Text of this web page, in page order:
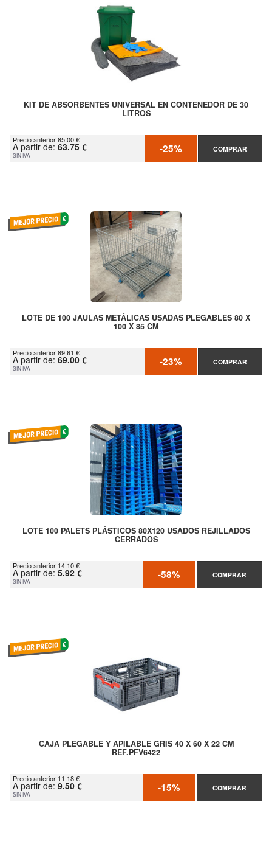
KIT DE ABSORBENTES UNIVERSAL EN CONTENEDOR DE 30
LITROS
Precio anterior 85.00 €
A partir de: 63.75 €
SIN IVA -25% COMPRAR
LOTE DE 100 JAULAS METÁLICAS USADAS PLEGABLES 80 X
100 X 85 CM
Precio anterior 89.61 €
A partir de: 69.00 €
SIN IVA -23% COMPRAR
LOTE 100 PALETS PLÁSTICOS 80X120 USADOS REJILLADOS
CERRADOS
Precio anterior 14.10 €
A partir de: 5.92 €
SIN IVA -58% COMPRAR
CAJA PLEGABLE Y APILABLE GRIS 40 X 60 X 22 CM
REF.PFV6422
Precio anterior 11.18 €
A partir de: 9.50 €
SIN IVA -15% COMPRAR